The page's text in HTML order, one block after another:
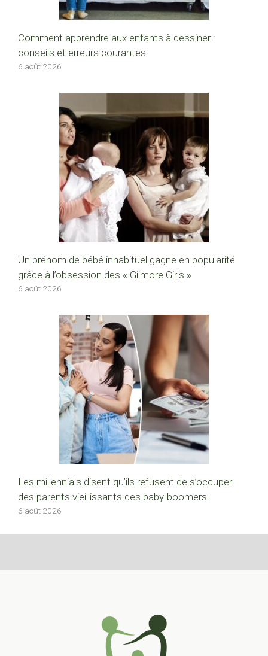
Comment apprendre aux enfants à dessiner :
conseils et erreurs courantes
6 août 2026
Un prénom de bébé inhabituel gagne en popularité
grâce à l’obsession des « Gilmore Girls »
6 août 2026
Les millennials disent qu’ils refusent de s’occuper
des parents vieillissants des baby-boomers
6 août 2026